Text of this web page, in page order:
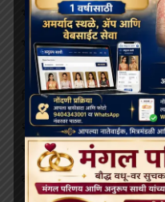
भविष्यासाठी संघर्ष करत आहेत
भव्य बौद्ध धम्म मिरवणूक
‘विकसित भारत २०४७’ साठी
हिमाचलचे राज्यपाल
थायलंडच्या अपघातात जखमी
संरक्षणाखाली उपचार पुरवले
बोधिमग्गो महाविहार प्रवेश